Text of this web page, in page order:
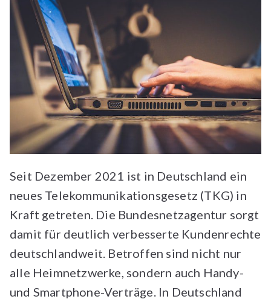
Seit Dezember 2021 ist in Deutschland ein
neues Telekommunikationsgesetz (TKG) in
Kraft getreten. Die Bundesnetzagentur sorgt
damit für deutlich verbesserte Kundenrechte
deutschlandweit. Betroffen sind nicht nur
alle Heimnetzwerke, sondern auch Handy-
und Smartphone-Verträge. In Deutschland